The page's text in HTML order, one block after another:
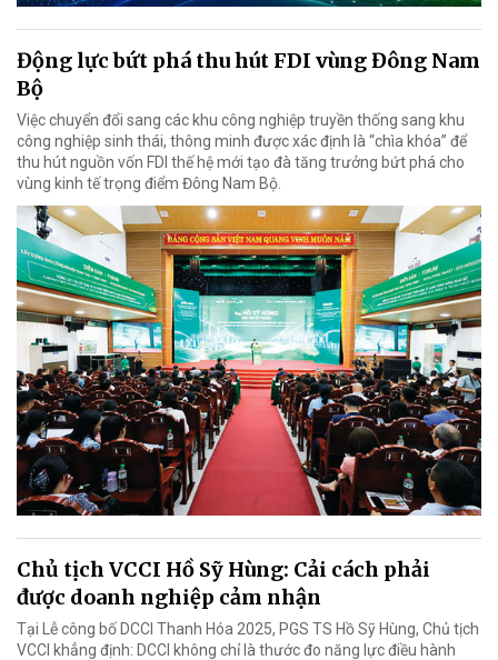
Động lực bứt phá thu hút FDI vùng Đông Nam
Bộ
Việc chuyển đổi sang các khu công nghiệp truyền thống sang khu
công nghiệp sinh thái, thông minh được xác định là “chìa khóa” để
thu hút nguồn vốn FDI thế hệ mới tạo đà tăng trưởng bứt phá cho
vùng kinh tế trọng điểm Đông Nam Bộ.
Chủ tịch VCCI Hồ Sỹ Hùng: Cải cách phải
được doanh nghiệp cảm nhận
Tại Lễ công bố DCCI Thanh Hóa 2025, PGS TS Hồ Sỹ Hùng, Chủ tịch
VCCI khẳng định: DCCI không chỉ là thước đo năng lực điều hành